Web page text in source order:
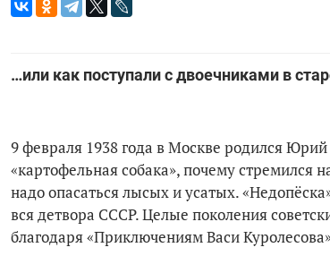
…или как поступали с двоечниками в
9 февраля 1938 года в Москве родился
«картофельная собака», почему стремился
надо опасаться лысых и усатых.
вся детвора СССР. Целые поколения
благодаря «Приключениям Васи